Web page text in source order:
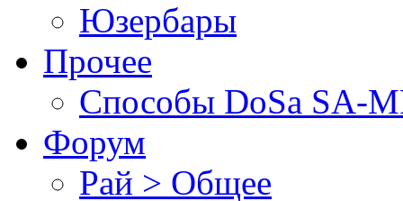
Юзербары
Прочее
Cпособы DoSа SA-
Форум
Рай > Общее